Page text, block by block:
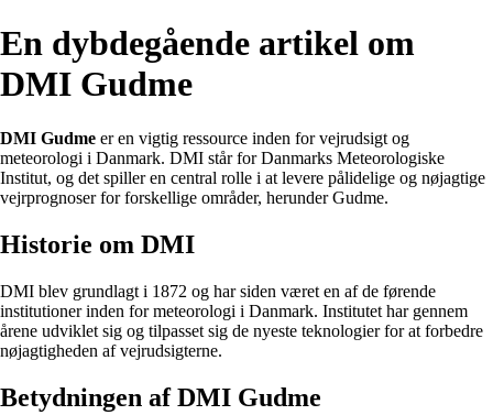
En dybdegående artikel om
DMI Gudme
DMI Gudme er en vigtig ressource inden for vejrudsigt og
meteorologi i Danmark. DMI står for Danmarks Meteorologiske
Institut, og det spiller en central rolle i at levere pålidelige og nøjagtige
vejrprognoser for forskellige områder, herunder Gudme.
Historie om DMI
DMI blev grundlagt i 1872 og har siden været en af de førende
institutioner inden for meteorologi i Danmark. Institutet har gennem
årene udviklet sig og tilpasset sig de nyeste teknologier for at forbedre
nøjagtigheden af ​​vejrudsigterne.
Betydningen af DMI Gudme